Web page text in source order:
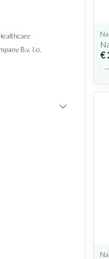
B.v. I.o.
€